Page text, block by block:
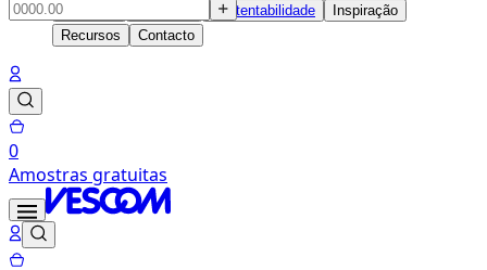
Produtos Sustentabilidade
Inspiração
Recursos
Contacto
0
Amostras gratuitas